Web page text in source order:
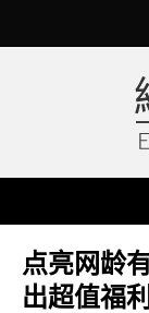
点亮网龄
出超值福利